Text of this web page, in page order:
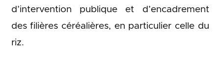
d’intervention publique et d’encadrement
des filières céréalières, en particulier celle du
riz.